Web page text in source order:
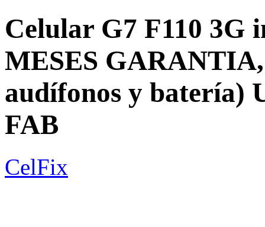
Celular G7 F110 3G
MESES
audífonos y batería)
FAB
CelFix